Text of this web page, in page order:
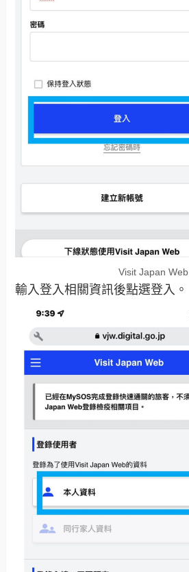
Visit Japan Web
輸入登入相關資訊後點選登入。